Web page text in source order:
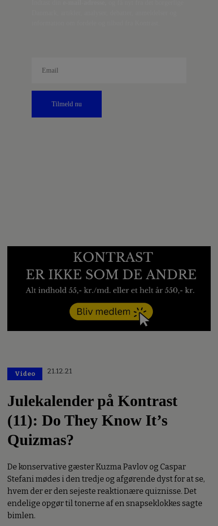
Tilmeld nu
Video 21.12.21
Julekalender på Kontrast
(11): Do They Know It’s
Quizmas?
De konservative gæster Kuzma Pavlov og Caspar
Stefani mødes i den tredje og afgørende dyst for at se,
hvem der er den sejeste reaktionære quiznisse. Det
endelige opgør til tonerne af en snapseklokkes sagte
bimlen.